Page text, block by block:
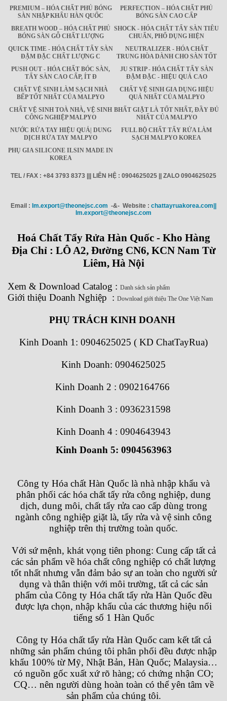
PREMIUM – HÓA CHẤT PHỦ BÓNG
SÀN NHẬP KHẨU HÀN QUỐC
PERFECTION – HÓA CHẤT PHỦ
BÓNG SÀN CAO CẤP
BREATH WOOD – HÓA CHẤT PHỦ
BÓNG SÀN GỖ CHẤT LƯỢNG
SHOCK - HÓA CHẤT TẨY SÀN TIÊU
CHUẨN, PHỔ DỤNG HIỆN
QUICK TIME - HÓA CHẤT TẨY SÀN
ĐẬM ĐẶC CHẤT LƯỢNG C
NEUTRALIZER - HÓA CHẤT
TRUNG HÒA DÀNH CHO SÀN TỐT
PUSH OUT - HÓA CHẤT BÓC SÀN,
TẨY SÀN CAO CẤP, ÍT Đ
JU STRIP - HÓA CHẤT TẨY SÀN
ĐẬM ĐẶC - HIỆU QUẢ CAO
CHẤT VỆ SINH LÀM SẠCH NHÀ
BẾP TỐT NHẤT CỦA MALPYO
CHẤT VỆ SINH GIA DỤNG HIỆU
QUẢ NHẤT CỦA MALPYO
CHẤT VỆ SINH TOÀ NHÀ, VỆ SINH
CÔNG NGHIỆP MALPYO
BHẤT GIẶT LÀ TỐT NHẤT, ĐẦY ĐỦ
NHẤT CỦA MALPYO
NƯỚC RỬA TAY HIỆU QUẢ| DUNG
DỊCH RỬA TAY MALPYO
FULL BỘ CHẤT TẨY RỬA LÀM
SẠCH MALPYO KOREA
PHỤ GIA SILICONE ILSIN MADE IN
KOREA
TEL / FAX : +84 3793 8373 ||| LIÊN HỆ : 0904625025 || ZALO 0904625025
Email : Im.export@theonejsc.com -&- Website : chattayruakorea.com||
Im.export@theonejsc.com
Hoá Chất Tẩy Rửa Hàn Quốc - Kho Hàng
Địa Chỉ : LÔ A2, Đường CN6, KCN Nam Từ
Liêm, Hà Nội
Xem & Download Catalog : Danh sách sản phẩm
Giới thiệu Doanh Nghiệp : Download giới thiệu The One Việt Nam
PHỤ TRÁCH KINH DOANH
Kinh Doanh 1: 0904625025 ( KD ChatTayRua)
Kinh Doanh: 0904625025
Kinh Doanh 2 : 0902164766
Kinh Doanh 3 : 0936231598
Kinh Doanh 4 : 0904643943
Kinh Doanh 5: 0904563963
Công ty Hóa chất Hàn Quốc là nhà nhập khẩu và
phân phối các hóa chất tẩy rửa công nghiệp, dung
dịch, dung môi, chất tẩy rửa cao cấp dùng trong
ngành công nghiệp giặt là, tẩy rửa và vệ sinh công
nghiệp trên thị trường toàn quốc.
Với sứ mệnh, khát vọng tiên phong: Cung cấp tất cả
các sản phẩm về hóa chất công nghiệp có chất lượng
tốt nhất nhưng vẫn đảm bảo sự an toàn cho người sử
dụng và thân thiện với môi trường, tất cả các sản
phẩm của Công ty Hóa chất tẩy rửa Hàn Quốcđều
được lựa chọn, nhập khẩu của các thương hiệu nổi
tiếng số 1 Hàn Quốc
Công ty Hóa chất tẩy rửa Hàn Quốccam kết tất cả
những sản phẩm chúng tôi phân phối đều được nhập
khẩu 100% từ Mỹ, Nhật Bản, Hàn Quốc; Malaysia…
có nguồn gốc xuất xứ rõ hàng; có chứng nhận CO;
CQ… nên người dùng hoàn toàn có thể yên tâm về
sản phẩm của chúng tôi.